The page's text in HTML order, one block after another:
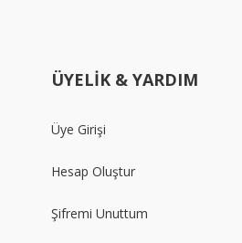
ÜYELİK & YARDIM
Üye Girişi
Hesap Oluştur
Şifremi Unuttum